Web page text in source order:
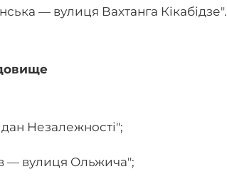
— вулиця Вахтанга Кікабідзе".
Незалежності";
— вулиця Ольжича";